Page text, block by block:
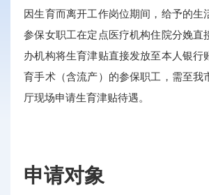
因生育而离开工作岗位期间，给予的生
参保女职工在定点医疗机构住院分娩直
办机构将生育津贴直接发放至本人银行
育手术（含流产）的参保职工，需至我
厅现场申请生育津贴待遇。
申请对象